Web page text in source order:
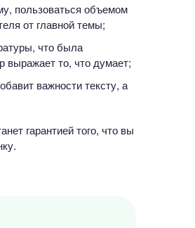
пользоваться объемом
от главной темы;
что была
то, что думает;
важности тексту, а
гарантией того, что вы